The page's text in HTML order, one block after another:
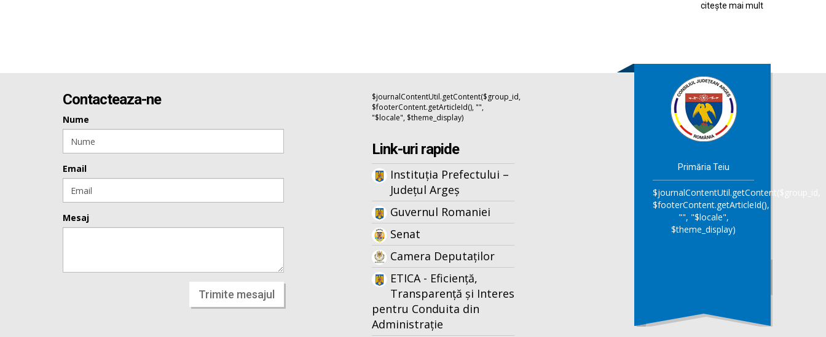
citește mai mult
Contacteaza-ne
Nume
Email
Mesaj
Trimite mesajul
$journalContentUtil.getContent($group_id,
$footerContent.getArticleId(), "",
"$locale", $theme_display)
Link-uri rapide
Instituția Prefectului –
Județul Argeș
Guvernul Romaniei
Senat
Camera Deputaților
ETICA - Eficiență,
Transparență și Interes
pentru Conduita din
Administrație
Primăria Teiu
$journalContentUtil.getContent($group_id,
$footerContent.getArticleId(),
"", "$locale",
$theme_display)